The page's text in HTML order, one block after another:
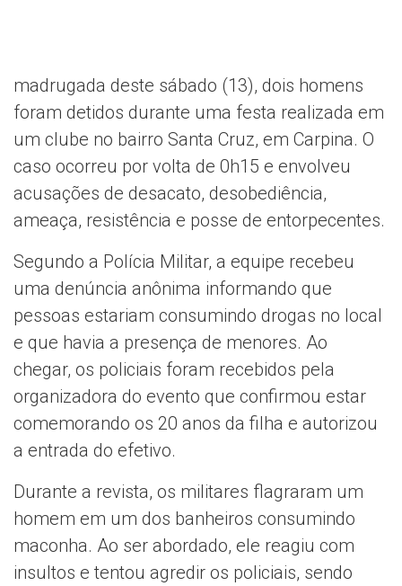
madrugada deste sábado (13), dois homens
foram detidos durante uma festa realizada em
um clube no bairro Santa Cruz, em Carpina. O
caso ocorreu por volta de 0h15 e envolveu
acusações de desacato, desobediência,
ameaça, resistência e posse de entorpecentes.
Segundo a Polícia Militar, a equipe recebeu
uma denúncia anônima informando que
pessoas estariam consumindo drogas no local
e que havia a presença de menores. Ao
chegar, os policiais foram recebidos pela
organizadora do evento que confirmou estar
comemorando os 20 anos da filha e autorizou
a entrada do efetivo.
Durante a revista, os militares flagraram um
homem em um dos banheiros consumindo
maconha. Ao ser abordado, ele reagiu com
insultos e tentou agredir os policiais, sendo